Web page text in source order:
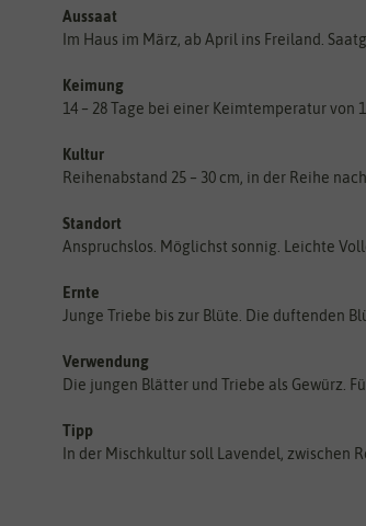
Aussaat
Im Haus im März, ab April ins Freiland.
Keimung
14 – 28 Tage bei einer Keimtemperatur von
Kultur
Reihenabstand 25 – 30 cm, in der Reihe
Standort
Anspruchslos. Möglichst sonnig. Leichte
Ernte
Junge Triebe bis zur Blüte. Die duftenden
Verwendung
Die jungen Blätter und Triebe als Gewürz.
Tipp
In der Mischkultur soll Lavendel, zwischen